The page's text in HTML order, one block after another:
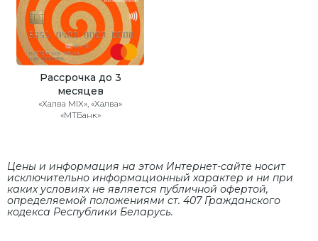
Рассрочка до 3
месяцев
«Халва MIX», «Халва»
«МТБанк»
Цены и информация на этом Интернет-сайте носит
исключительно информационный характер и ни при
каких условиях не является публичной офертой,
определяемой положениями cт. 407 Гражданского
кодекса Республики Беларусь.